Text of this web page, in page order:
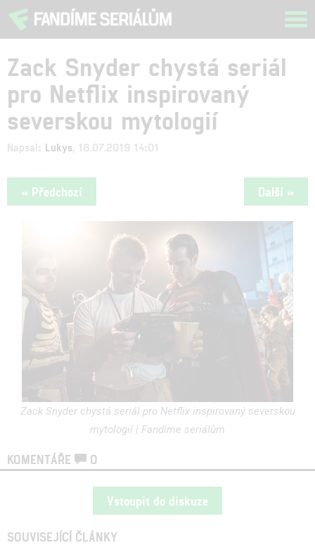
Zack Snyder chystá seriál
pro Netflix inspirovaný
severskou mytologií
Napsal: Lukys , 18.07.2019 14:01
« Předchozí Další »
Zack Snyder chystá seriál pro Netflix inspirovaný severskou
mytologií | Fandíme seriálům
KOMENTÁŘE 0
Vstoupit do diskuze
SOUVISEJÍCÍ ČLÁNKY